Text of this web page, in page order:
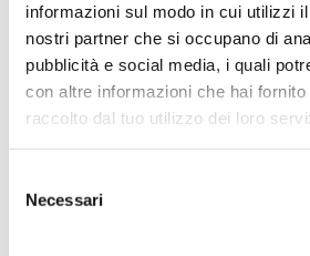
informazioni sul modo in cui utilizzi
nostri partner che si occupano di
pubblicità e social media, i quali
con altre informazioni che hai
raccolto dal tuo utilizzo dei loro
delNecessari
Quattro passi con la guida
Storia
Camere
News &